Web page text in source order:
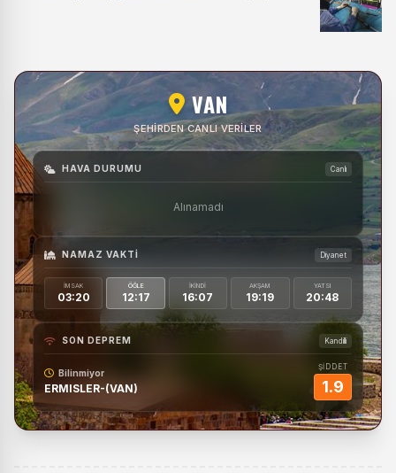
VAN
ŞEHIRDEN CANLI VERILER
HAVA DURUMU Canlı
Alınamadı
NAMAZ VAKTI Diyanet
İMSAK
03:20
ÖĞLE
12:17
İKINDI
16:07
AKŞAM
19:19
YATSI
20:48
SON DEPREM Kandilli
Bilinmiyor
ERMISLER-(VAN)
ŞİDDET
1.9